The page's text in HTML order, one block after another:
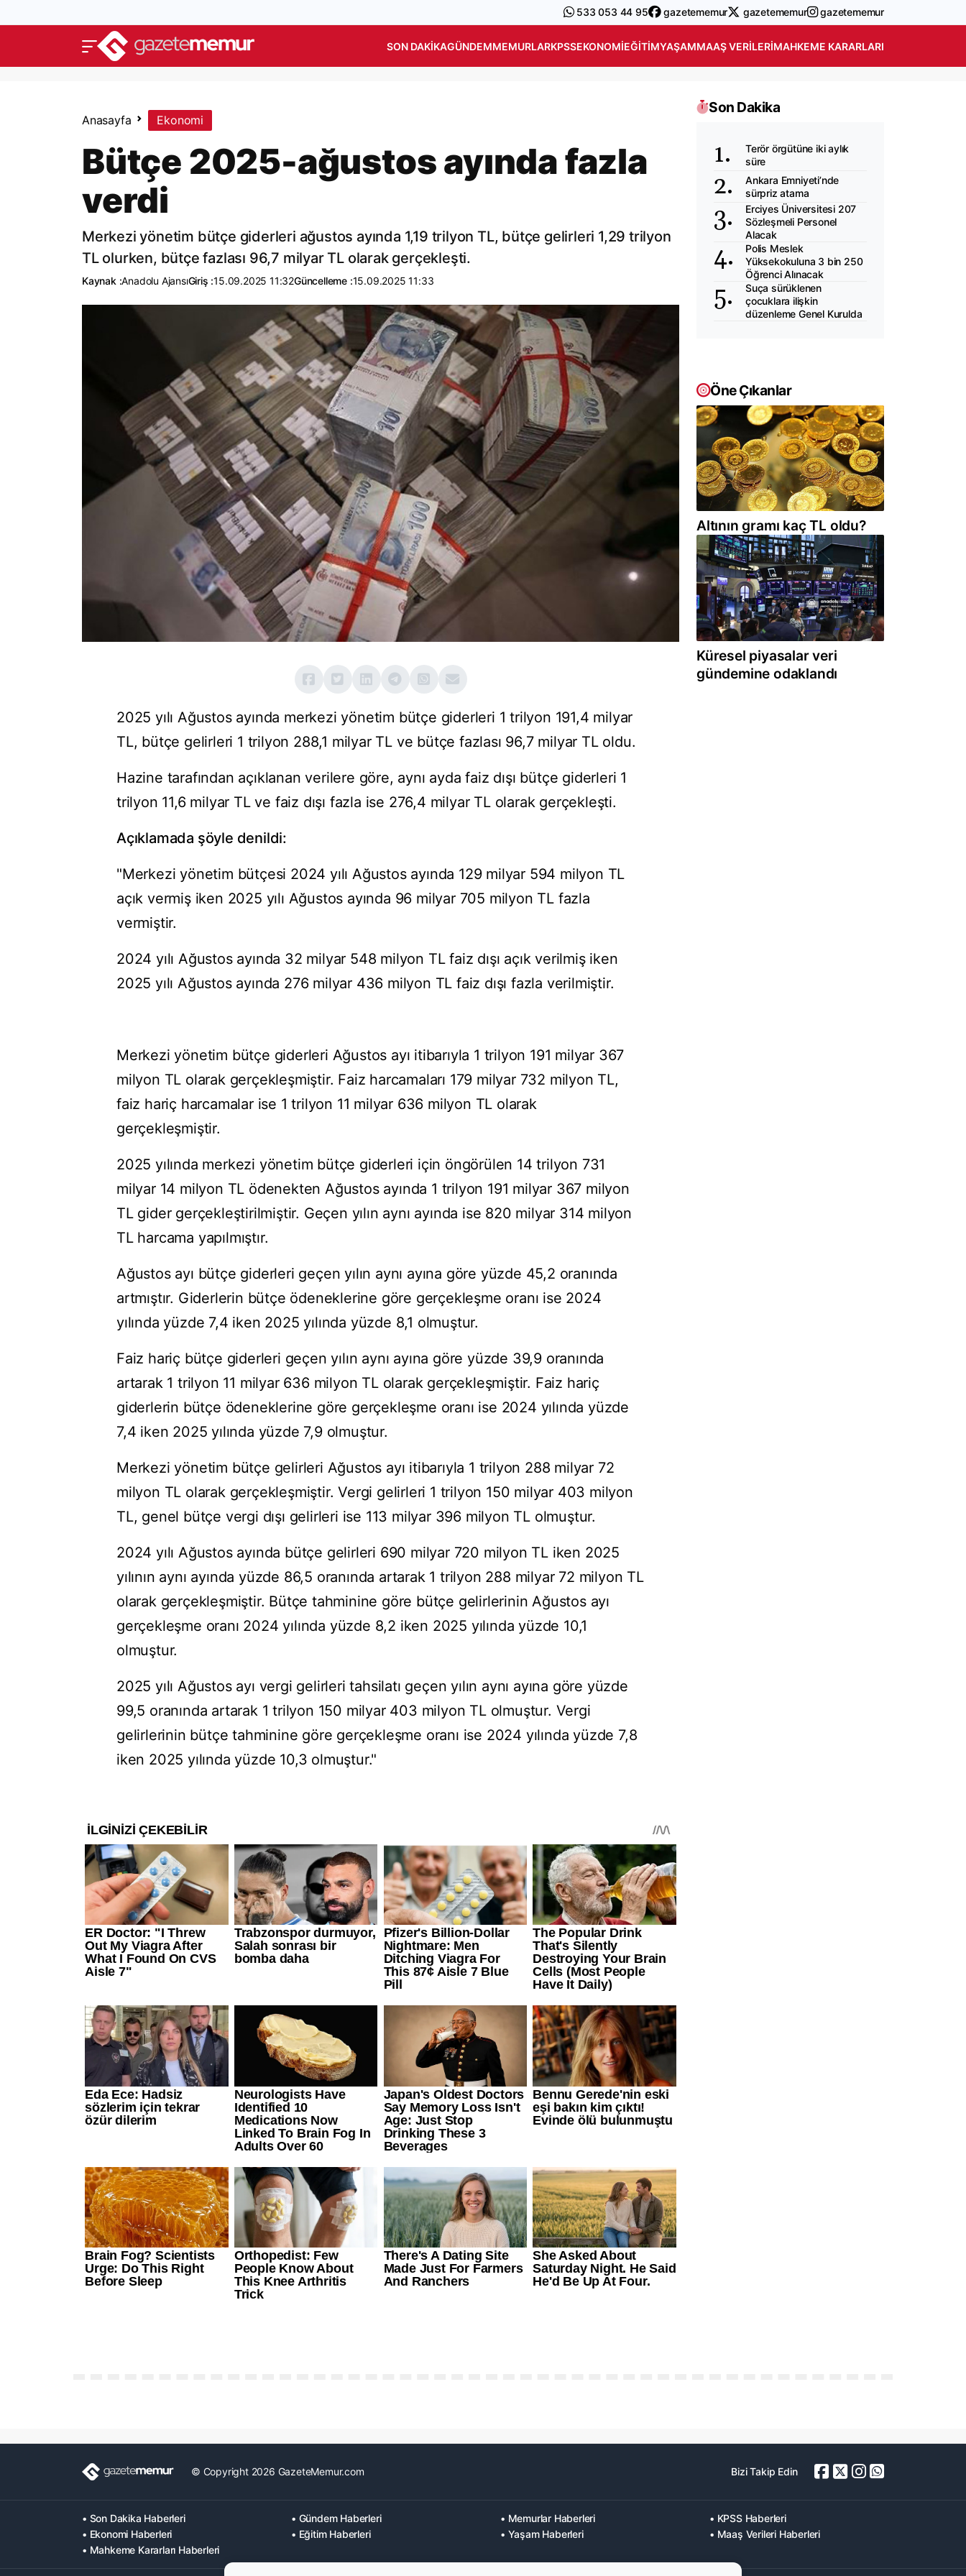
533 053 44 95 gazetememur gazetememur gazetememur
SON DAKIKAGÜNDEMMEMURLARKPSSEKONOMIEĞITIMYAŞAMMAAŞ VERILERIMAHKEME KARARLARI
Anasayfa Ekonomi
Bütçe 2025-ağustos ayında fazla
verdi
Merkezi yönetim bütçe giderleri ağustos ayında 1,19 trilyon TL, bütçe gelirleri 1,29 trilyon
TL olurken, bütçe fazlası 96,7 milyar TL olarak gerçekleşti.
Kaynak :Anadolu AjansıGiriş :15.09.2025 11:32Güncelleme :15.09.2025 11:33
2025 yılı Ağustos ayında merkezi yönetim bütçe giderleri 1 trilyon 191,4 milyar
TL, bütçe gelirleri 1 trilyon 288,1 milyar TL ve bütçe fazlası 96,7 milyar TL oldu.
Hazine tarafından açıklanan verilere göre, aynı aydafaiz dışı bütçe giderleri 1
trilyon 11,6 milyar TL ve faiz dışı fazla ise 276,4 milyar TL olarak gerçekleşti.
Açıklamada şöyle denildi:
"Merkezi yönetim bütçesi 2024 yılı Ağustos ayında 129 milyar 594 milyon TL
açık vermiş iken 2025 yılı Ağustos ayında 96 milyar 705 milyon TL fazla
vermiştir.
2024 yılı Ağustos ayında 32 milyar 548 milyon TL faiz dışı açık verilmiş iken
2025 yılı Ağustos ayında 276 milyar 436 milyon TL faiz dışı fazla verilmiştir.
Merkezi yönetim bütçe giderleri Ağustos ayı itibarıyla 1 trilyon 191 milyar 367
milyon TL olarak gerçekleşmiştir. Faiz harcamaları 179 milyar 732 milyon TL,
faiz hariç harcamalar ise 1 trilyon 11 milyar 636 milyon TL olarak
gerçekleşmiştir.
2025 yılında merkezi yönetim bütçe giderleri için öngörülen 14 trilyon 731
milyar 14 milyon TL ödenekten Ağustos ayında 1 trilyon 191 milyar 367 milyon
TL gider gerçekleştirilmiştir. Geçen yılın aynı ayında ise 820 milyar 314 milyon
TL harcama yapılmıştır.
Ağustos ayı bütçe giderleri geçen yılın aynı ayına göre yüzde 45,2 oranında
artmıştır. Giderlerin bütçe ödeneklerine göre gerçekleşme oranı ise 2024
yılında yüzde 7,4 iken 2025 yılında yüzde 8,1 olmuştur.
Faiz hariç bütçe giderleri geçen yılın aynı ayına göre yüzde 39,9 oranında
artarak 1 trilyon 11 milyar 636 milyon TL olarak gerçekleşmiştir. Faiz hariç
giderlerin bütçe ödeneklerine göre gerçekleşme oranı ise 2024 yılında yüzde
7,4 iken 2025 yılında yüzde 7,9 olmuştur.
Merkezi yönetim bütçe gelirleri Ağustos ayı itibarıyla 1 trilyon 288 milyar 72
milyon TL olarak gerçekleşmiştir. Vergi gelirleri 1 trilyon 150 milyar 403 milyon
TL, genel bütçe vergi dışı gelirleri ise 113 milyar 396 milyon TL olmuştur.
2024 yılı Ağustos ayında bütçe gelirleri 690 milyar 720 milyon TL iken 2025
yılının aynı ayında yüzde 86,5 oranında artarak 1 trilyon 288 milyar 72 milyon TL
olarak gerçekleşmiştir. Bütçe tahminine göre bütçe gelirlerinin Ağustos ayı
gerçekleşme oranı 2024 yılında yüzde 8,2 iken 2025 yılında yüzde 10,1
olmuştur.
2025 yılı Ağustos ayı vergi gelirleri tahsilatı geçen yılın aynı ayına göre yüzde
99,5 oranında artarak 1 trilyon 150 milyar 403 milyon TL olmuştur. Vergi
gelirlerinin bütçe tahminine göre gerçekleşme oranı ise 2024 yılında yüzde 7,8
iken 2025 yılında yüzde 10,3 olmuştur."
Son Dakika
Terör örgütüne iki aylık
süre
Ankara Emniyeti’nde
sürpriz atama
Erciyes Üniversitesi 207
Sözleşmeli Personel
Alacak
Polis Meslek
Yüksekokuluna 3 bin 250
Öğrenci Alınacak
Suça sürüklenen
çocuklara ilişkin
düzenleme Genel Kurulda
Öne Çıkanlar
Altının gramı kaç TL oldu?
Küresel piyasalar veri
gündemine odaklandı
© Copyright 2026 GazeteMemur.com Bizi Takip Edin
• Son Dakika Haberleri • Gündem Haberleri • Memurlar Haberleri
• KPSS Haberleri
• Ekonomi Haberleri
• Eğitim Haberleri • Yaşam Haberleri
• Maaş Verileri Haberleri
• Mahkeme Kararları Haberleri